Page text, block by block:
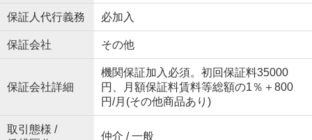
保証人代行義務 必加入
保証会社 その他
保証会社詳細
機関保証加入必須。初回保証料35000
円、月額保証料賃料等総額の1％＋800
円/月(その他商品あり)
取引態様 /
仲介 / 一般